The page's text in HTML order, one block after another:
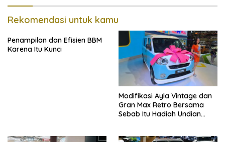
Rekomendasi untuk kamu
Penampilan dan Efisien BBM
Karena Itu Kunci
Modifikasi Ayla Vintage dan
Gran Max Retro Bersama
Sebab Itu Hadiah Undian